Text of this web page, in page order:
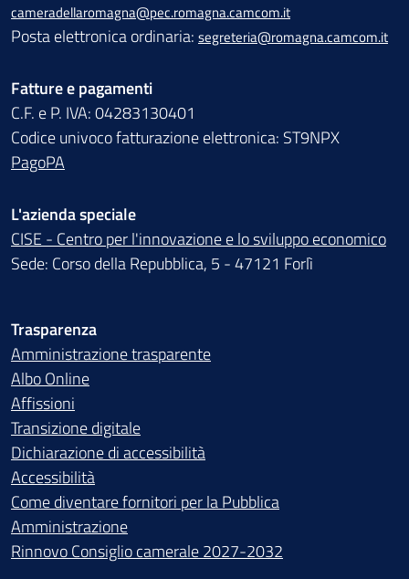
cameradellaromagna@pec.romagna.camcom.it
Posta elettronica ordinaria: segreteria@romagna.camcom.it
Fatture e pagamenti
C.F. e P. IVA: 04283130401
Codice univoco fatturazione elettronica: ST9NPX
PagoPA
L'azienda speciale
CISE - Centro per l'innovazione e lo sviluppo economico
Sede: Corso della Repubblica, 5 - 47121 Forlì
Trasparenza
Amministrazione trasparente
Albo Online
Affissioni
Transizione digitale
Dichiarazione di accessibilità
Accessibilità
Come diventare fornitori per la Pubblica
Amministrazione
Rinnovo Consiglio camerale 2027-2032